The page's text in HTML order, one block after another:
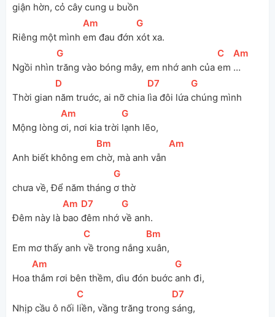
giận hờn, cỏ cây cung u buồn
Riêng một mình
[
Am
em đau đớn
[
G
xót xa.
Ngồi nhìn
[
G
trăng vào bóng mây, em nhớ anh của
[
C
em
[
Am
…
Thời gian
[D
năm truớc, ai nỡ chia
[D7
lìa đôi lứa
[
G
chúng mình
Mộng lòng
[
Am
ơi, nơi kia trời
[
G
lạnh lẽo,
Anh biết không em
[Bm
chờ, mà anh vẫn
[
Am
chưa về, Để năm tháng
[
G
ơ thờ
Đêm này là
[
Am ]
bao
[D7
đêm nhớ
[
G
về anh.
Em mơ thấy anh
[
C
về trong nắng
[Bm
xuân,
Hoa
[
Am
thắm rơi bên thềm, dìu đón buớc
[
G
anh đi,
Nhịp cầu ô nối
[
C
liền, vầng trăng trong
[D7
sáng,